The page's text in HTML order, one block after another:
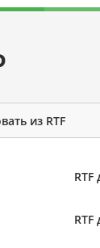
из RTF
RTF
RTF